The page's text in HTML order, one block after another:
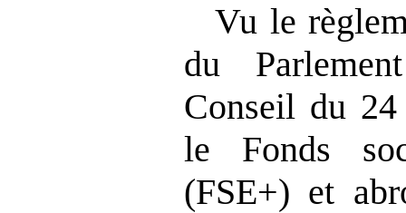
Vu le
du
Conseil du
le Fonds
(FSE+) et